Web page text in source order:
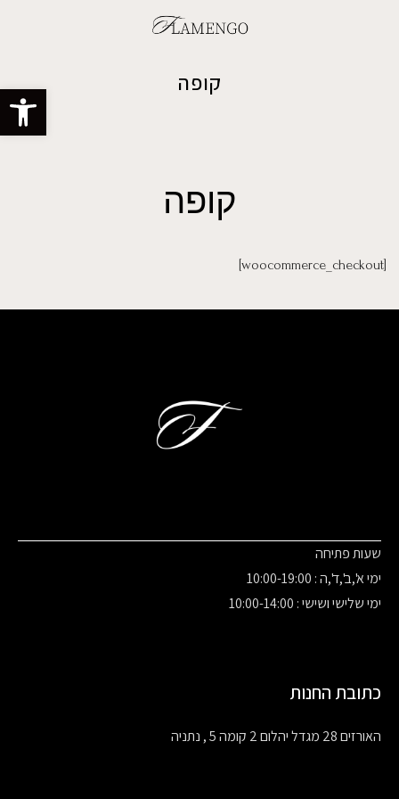
פתח קופה
קופה
[woocommerce_checkout]
שעות פתיחה
ימי א',ב',ד',ה : 10:00-19:00
ימי שלישי ושישי : 10:00-14:00
כתובת החנות
האורזים 28 מגדל יהלום 2 קומה 5 , נתניה